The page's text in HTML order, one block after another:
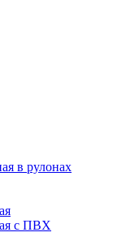
в рулонах
с ПВХ